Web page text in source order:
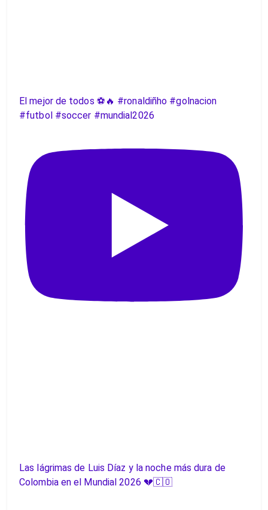
El mejor de todos ⚽️🔥 #ronaldiñho #golnacion
#futbol #soccer #mundial2026
Las lágrimas de Luis Díaz y la noche más dura de
Colombia en el Mundial 2026 💔🇨🇴